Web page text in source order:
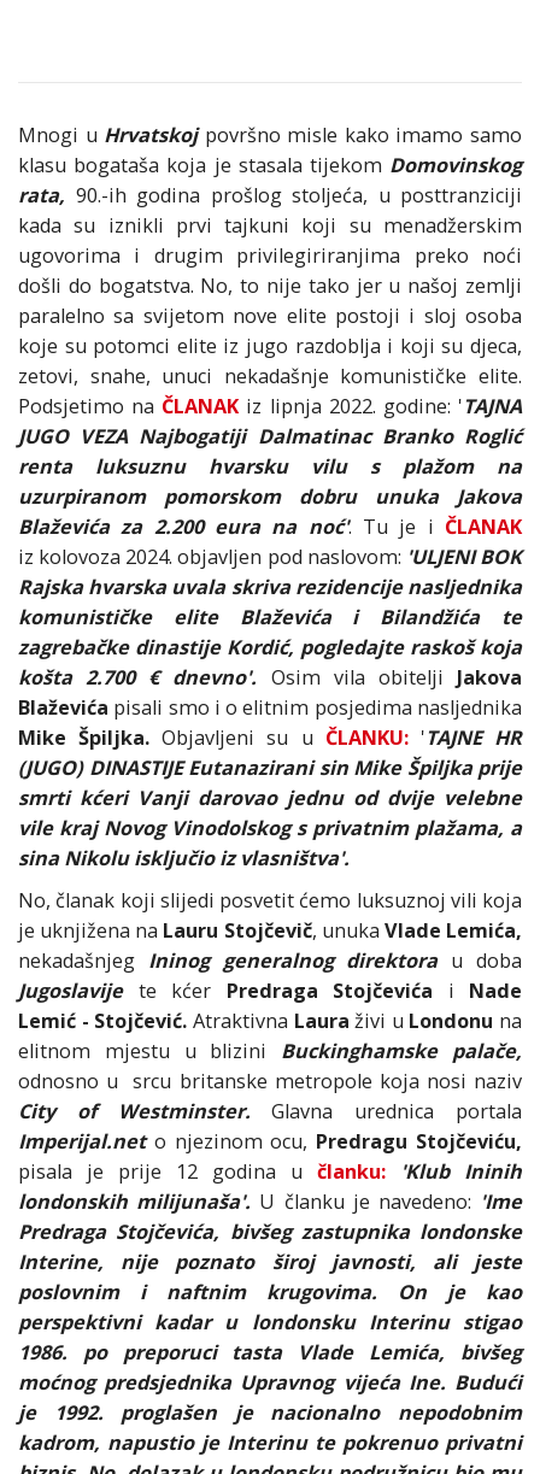
Mnogi u Hrvatskoj površno misle kako imamo samo
klasu bogataša koja je stasala tijekom Domovinskog
rata, 90.-ih godina prošlog stoljeća, u posttranziciji
kada su iznikli prvi tajkuni koji su menadžerskim
ugovorima i drugim privilegiriranjima preko noći
došli do bogatstva. No, to nije tako jer u našoj zemlji
paralelno sa svijetom nove elite postoji i sloj osoba
koje su potomci elite iz jugo razdoblja i koji su djeca,
zetovi, snahe, unuci nekadašnje komunističke elite.
Podsjetimo na ČLANAKiz lipnja 2022. godine: 'TAJNA
JUGO VEZA Najbogatiji Dalmatinac Branko Roglić
renta luksuznu hvarsku vilu s plažom na
uzurpiranom pomorskom dobru unuka Jakova
Blaževića za 2.200 eura na noć'. Tu je i ČLANAK
iz kolovoza 2024. objavljen pod naslovom: 'ULJENI BOK
Rajska hvarska uvala skriva rezidencije nasljednika
komunističke elite Blaževića i Bilandžića te
zagrebačke dinastije Kordić, pogledajte raskoš koja
košta 2.700 € dnevno'. Osim vila obitelji Jakova
Blaževića pisali smo i o elitnim posjedima nasljednika
Mike Špiljka. Objavljeni su u ČLANKU:'TAJNE HR
(JUGO) DINASTIJE Eutanazirani sin Mike Špiljka prije
smrti kćeri Vanji darovao jednu od dvije velebne
vile kraj Novog Vinodolskog s privatnim plažama, a
sina Nikolu isključio iz vlasništva'.
No, članak koji slijedi posvetit ćemo luksuznoj vili koja
je uknjižena na Lauru Stojčevič, unuka Vlade Lemića,
nekadašnjeg Ininog generalnog direktora u doba
Jugoslavije te kćer Predraga Stojčevića i Nade
Lemić - Stojčević. Atraktivna Lauraživi u Londonu na
elitnom mjestu u blizini Buckinghamske palače,
odnosno u srcu britanske metropole koja nosi naziv
City of Westminster.Glavna urednica portala
Imperijal.net o njezinom ocu, Predragu Stojčeviću,
pisala je prije 12 godina u članku:
'Klub Ininih
londonskih milijunaša'. U članku je navedeno: 'Ime
Predraga Stojčevića, bivšeg zastupnika londonske
Interine, nije poznato široj javnosti, ali jeste
poslovnim i naftnim krugovima. On je kao
perspektivni kadar u londonsku Interinu stigao
1986. po preporuci tasta Vlade Lemića, bivšeg
moćnog predsjednika Upravnog vijeća Ine. Budući
je 1992. proglašen je nacionalno nepodobnim
kadrom, napustio je Interinu te pokrenuo privatni